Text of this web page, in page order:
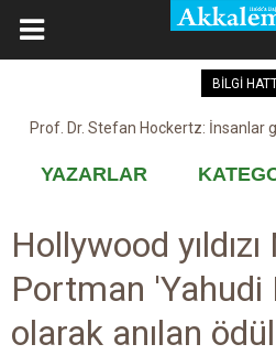
BİLGİ
Kovid-19 aşısı,
YAZARLAR
Hollywood
Portman 'Yahudi
olarak anılan